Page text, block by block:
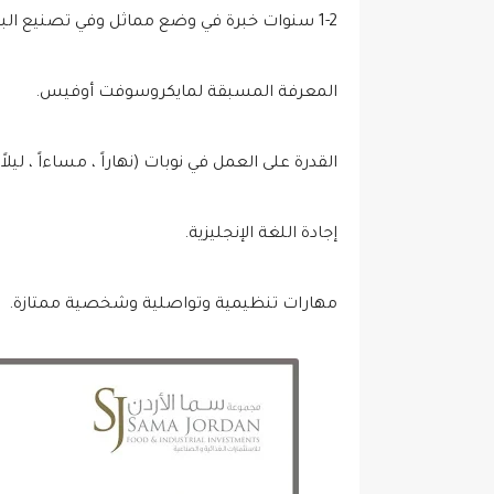
1-2 سنوات خبرة في وضع مماثل وفي تصنيع البلاستيك.
المعرفة المسبقة لمايكروسوفت أوفيس.
القدرة على العمل في نوبات (نهاراً ، مساءاً ،
إجادة اللغة الإنجليزية.
مهارات تنظيمية وتواصلية وشخصية ممتازة.